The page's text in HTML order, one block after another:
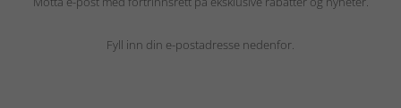
Fyll inn din e-postadresse nedenfor.